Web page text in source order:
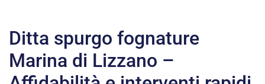
Ditta spurgo fognature
Marina di Lizzano –